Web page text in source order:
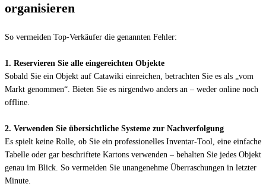
organisieren
1. Reservieren Sie alle eingereichten Objekte
Sobald Sie ein Objekt auf Catawiki einreichen, betrachten Sie es als „vom
Markt genommen“. Bieten Sie es nirgendwo anders an – weder online noch
2. Verwenden Sie übersichtliche Systeme zur Nachverfolgung
Es spielt keine Rolle, ob Sie ein professionelles Inventar-Tool, eine einfache
Tabelle oder gar beschriftete Kartons verwenden – behalten Sie jedes Objekt
genau im Blick. So vermeiden Sie unangenehme Überraschungen in letzter